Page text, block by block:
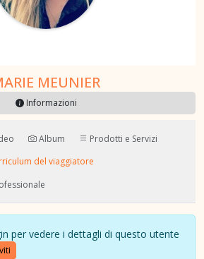
MEUNIER
Informazioni
Album
Prodotti e Servizi
del viaggiatore
per vedere i dettagli di questo utente